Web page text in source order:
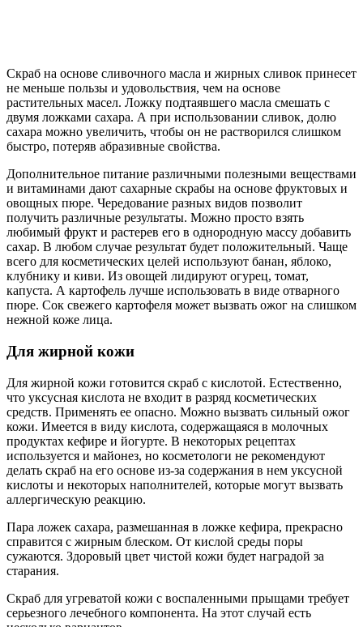
Скраб на основе сливочного масла и жирных сливок принесет
не меньше пользы и удовольствия, чем на основе
растительных масел. Ложку подтаявшего масла смешать с
двумя ложками сахара. А при использовании сливок, долю
сахара можно увеличить, чтобы он не растворился слишком
быстро, потеряв абразивные свойства.
Дополнительное питание различными полезными веществами
и витаминами дают сахарные скрабы на основе фруктовых и
овощных пюре. Чередование разных видов позволит
получить различные результаты. Можно просто взять
любимый фрукт и растерев его в однородную массу добавить
сахар. В любом случае результат будет положительный. Чаще
всего для косметических целей используют банан, яблоко,
клубнику и киви. Из овощей лидируют огурец, томат,
капуста. А картофель лучше использовать в виде отварного
пюре. Сок свежего картофеля может вызвать ожог на слишком
нежной коже лица.
Для жирной кожи
Для жирной кожи готовится скраб с кислотой. Естественно,
что уксусная кислота не входит в разряд косметических
средств. Применять ее опасно. Можно вызвать сильный ожог
кожи. Имеется в виду кислота, содержащаяся в молочных
продуктах кефире и йогурте. В некоторых рецептах
используется и майонез, но косметологи не рекомендуют
делать скраб на его основе из-за содержания в нем уксусной
кислоты и некоторых наполнителей, которые могут вызвать
аллергическую реакцию.
Пара ложек сахара, размешанная в ложке кефира, прекрасно
справится с жирным блеском. От кислой среды поры
сужаются. Здоровый цвет чистой кожи будет наградой за
старания.
Скраб для угреватой кожи с воспаленными прыщами требует
серьезного лечебного компонента. На этот случай есть